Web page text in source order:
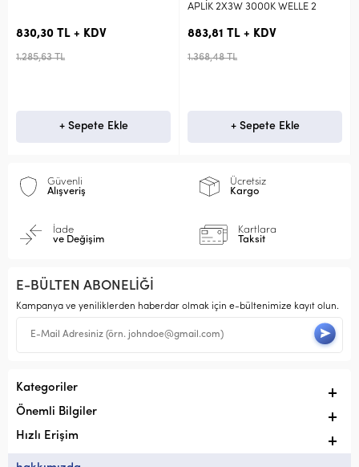
+ KDV
+ Sepete Ekle
APLİK 2X3W 3000K WELLE 2
883,81 TL + KDV
+ Sepete Ekle
Üstü Spot
Güvenli
Alışveriş
Ücretsiz
Kargo
İade
ve Değişim
Kartlara
Taksit
E-BÜLTEN ABONELİĞİ
Kampanya ve yeniliklerden haberdar olmak için e-bültenimize kayıt olun.
Kategoriler
Önemli Bilgiler
Hızlı Erişim